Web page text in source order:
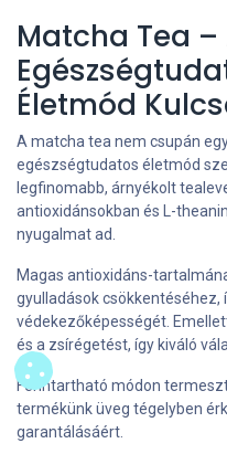
Matcha Tea –
Életmód
A matcha tea nem csupán
egészségtudatos életmód
legfinomabb, árnyékolt
antioxidánsokban és L-
nyugalmat ad.
Magas antioxidáns-
gyulladások
védekezőképességét.
és a zsírégetést, így kiváló
Fenntartható módon
termékünk üveg tégelyben
garantálásáért.